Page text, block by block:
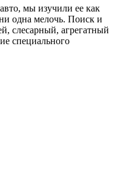
мы изучили ее как
одна мелочь. Поиск и
слесарный, агрегатный
специального